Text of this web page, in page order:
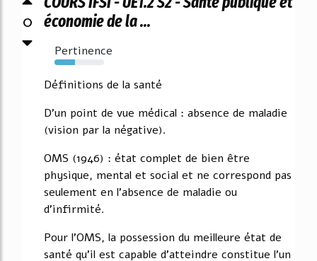
0
économie de la ...
Pertinence
42%
Définitions de la santé
D'un point de vue médical : absence de maladie
(vision par la négative).
OMS (1946) : état complet de bien être
physique, mental et social et ne correspond pas
seulement en l'absence de maladie ou
d'infirmité.
Pour l'OMS, la possession du meilleure état de
santé qu'il est capable d'atteindre constitue l'un